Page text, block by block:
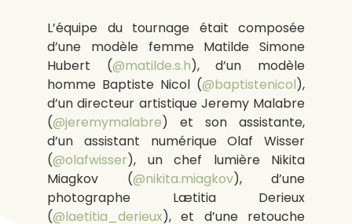
L’équipe du tournage était composée
d’une modèle femme Matilde Simone
Hubert (@matilde.s.h), d’un modèle
homme Baptiste Nicol (@baptistenicol),
d’un directeur artistique Jeremy Malabre
(@jeremymalabre) et son assistante,
d’un assistant numérique Olaf Wisser
(@olafwisser), un chef lumière Nikita
Miagkov (@nikita.miagkov), d’une
photographe Lætitia Derieux
(@laetitia_derieux), et d’une retouche